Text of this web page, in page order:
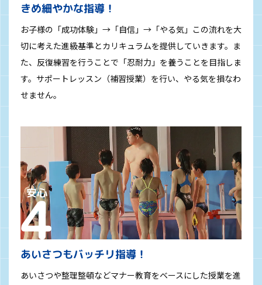
きめ細やかな指導！
お子様の「成功体験」→「自信」→「やる気」この流れを大
切に考えた進級基準とカリキュラムを提供していきます。ま
た、反復練習を行うことで「忍耐力」を養うことを目指しま
す。サポートレッスン（補習授業）を行い、やる気を損なわ
せません。
あいさつもバッチリ指導！
あいさつや整理整頓などマナー教育をベースにした授業を進